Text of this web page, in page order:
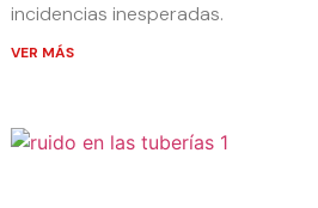
incidencias inesperadas.
VER MÁS